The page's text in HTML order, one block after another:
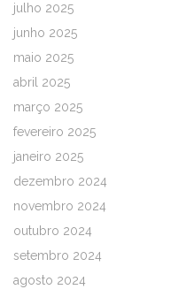
julho 2025
junho 2025
maio 2025
abril 2025
março 2025
fevereiro 2025
janeiro 2025
dezembro 2024
novembro 2024
outubro 2024
setembro 2024
agosto 2024